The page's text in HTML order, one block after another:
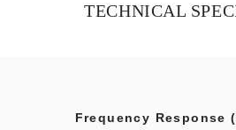
TECHNICAL
Frequency Response